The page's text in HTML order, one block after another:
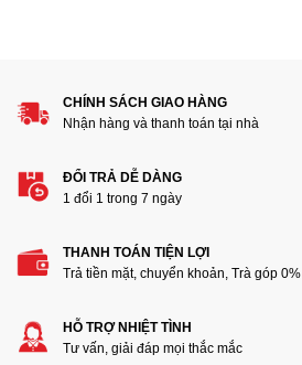
Thêm ảnh đánh giá
Các định dạng ảnh được chấp nhận: jpg,png.
CHÍNH SÁCH GIAO HÀNG
Nhận hàng và thanh toán tại nhà
ĐỔI TRẢ DỄ DÀNG
1 đổi 1 trong 7 ngày
THANH TOÁN TIỆN LỢI
Trả tiền mặt, chuyển khoản, Trà góp 0%
HỖ TRỢ NHIỆT TÌNH
Tư vấn, giải đáp mọi thắc mắc